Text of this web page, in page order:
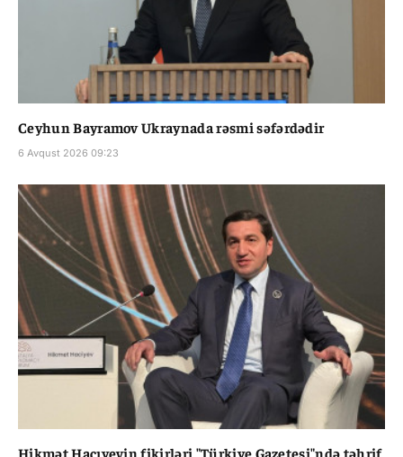
Ceyhun Bayramov Ukraynada rəsmi səfərdədir
6 Avqust 2026 09:23
Hikmət Hacıyevin fikirləri "Türkiye Gazetesi"ndə təhrif